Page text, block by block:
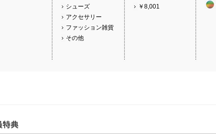
シューズ
アクセサリー
ファッション雑貨
その他
￥8,001